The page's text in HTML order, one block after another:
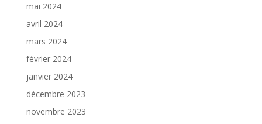
mai 2024
avril 2024
mars 2024
février 2024
janvier 2024
décembre 2023
novembre 2023